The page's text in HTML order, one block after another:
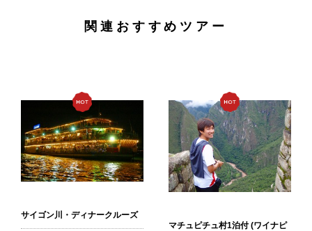
関連おすすめツアー
サイゴン川・ディナークルーズ
マチュピチュ村1泊付 (ワイナピ